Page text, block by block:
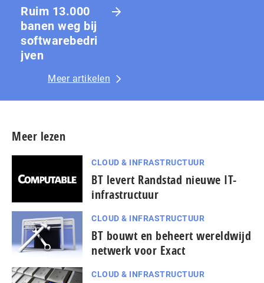
Ruim 13.000
banen weg bij
softwarebedri
jven
Meer artikelen
Meer lezen
CLOUD & INFRASTRUCTUUR
BT levert Randstad nieuwe IT-
infrastructuur
CLOUD & INFRASTRUCTUUR
BT bouwt en beheert wereldwijd
netwerk voor Exact
CLOUD & INFRASTRUCTUUR